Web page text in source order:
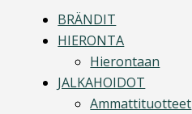
BRÄNDIT
HIERONTA
Hierontaan
JALKAHOIDOT
Ammattituotteet